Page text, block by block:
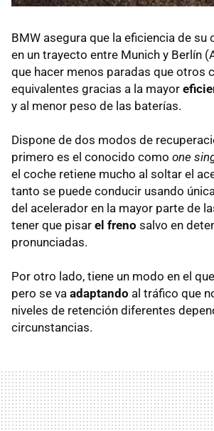
BMW asegura que la eficiencia de su
en un trayecto entre Munich y Berlín
que hacer menos paradas que otros
equivalentes gracias a la mayor
y al menor peso de las baterías.
Dispone de dos modos de
primero es el conocido como one
el coche retiene mucho al soltar el
tanto se puede conducir usando
del acelerador en la mayor parte de
tener que pisar el freno salvo en
pronunciadas.
Por otro lado, tiene un modo en el
pero se va adaptando al tráfico que
niveles de retención diferentes
circunstancias.